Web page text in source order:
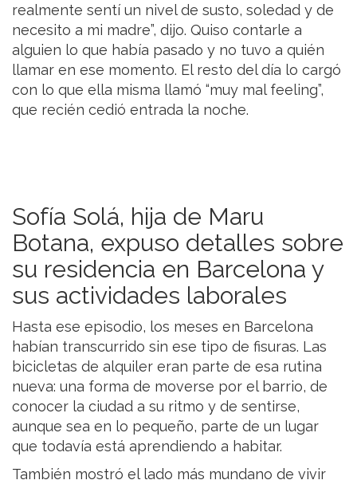
realmente sentí un nivel de susto, soledad y de
necesito a mi madre”, dijo. Quiso contarle a
alguien lo que había pasado y no tuvo a quién
llamar en ese momento. El resto del día lo cargó
con lo que ella misma llamó “muy mal feeling”,
que recién cedió entrada la noche.
Sofía Solá, hija de Maru
Botana, expuso detalles sobre
su residencia en Barcelona y
sus actividades laborales
Hasta ese episodio, los meses en Barcelona
habían transcurrido sin ese tipo de fisuras. Las
bicicletas de alquiler eran parte de esa rutina
nueva: una forma de moverse por el barrio, de
conocer la ciudad a su ritmo y de sentirse,
aunque sea en lo pequeño, parte de un lugar
que todavía está aprendiendo a habitar.
También mostró el lado más mundano de vivir